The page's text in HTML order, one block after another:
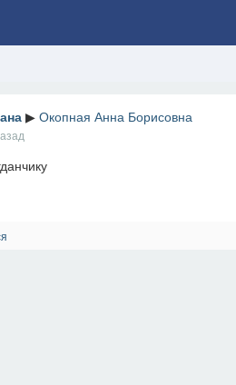
▶Окопная Анна Борисовна